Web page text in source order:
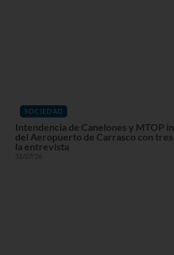
SOCIEDAD
Intendencia de Canelones y MTOP
del Aeropuerto de Carrasco con tres
la entrevista
31/07/26